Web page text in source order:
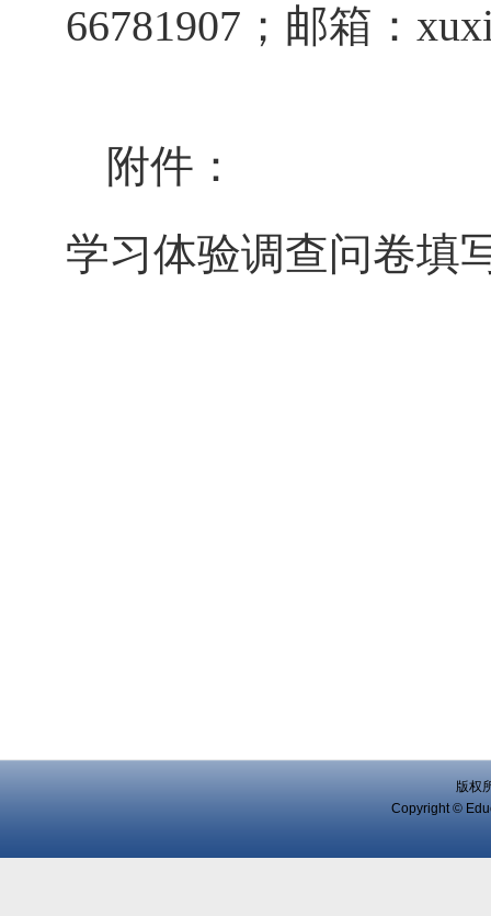
66781907 ；邮箱：
附件：
学习体验调查问卷填
版权
Copyright ©